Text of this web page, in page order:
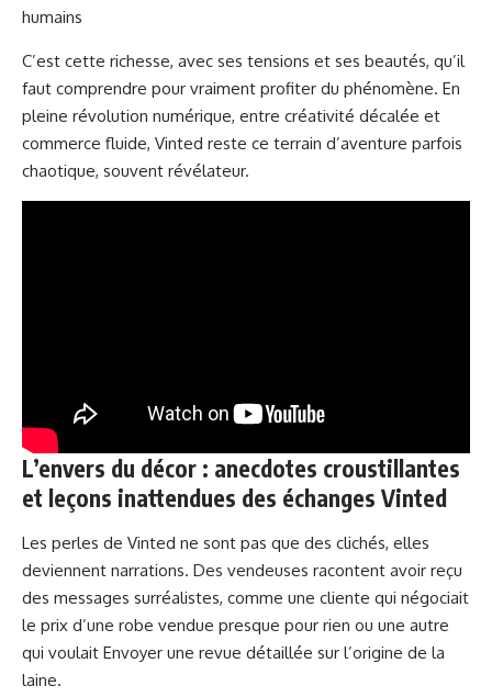
humains
C’est cette richesse, avec ses tensions et ses beautés, qu’il
faut comprendre pour vraiment profiter du phénomène. En
pleine révolution numérique, entre créativité décalée et
commerce fluide, Vinted reste ce terrain d’aventure parfois
chaotique, souvent révélateur.
L’envers du décor : anecdotes croustillantes
et leçons inattendues des échanges Vinted
Les perles de Vinted ne sont pas que des clichés, elles
deviennent narrations. Des vendeuses racontent avoir reçu
des messages surréalistes, comme une cliente qui négociait
le prix d’une robe vendue presque pour rien ou une autre
qui voulait Envoyer une revue détaillée sur l’origine de la
laine.